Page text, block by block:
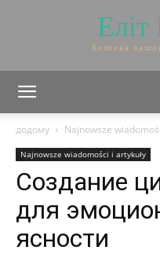
Безпека
додому Najnowsze
Najnowsze wiadomości i artykuły
Создание
для
ясности